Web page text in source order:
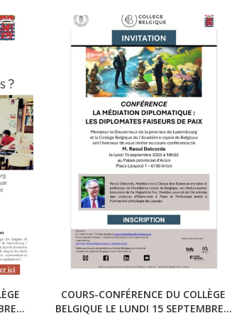
COURS-CONFÉRENCE DU COLLÈGE
BELGIQUE LE LUNDI 15 SEPTEMBRE...